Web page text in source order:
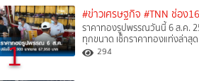
1
#ข่าวเศรษฐกิจ #TNN ช่อง16
ราคาทองรูปพรรณวันนี้ 6 ส.ค.
ทุกขนาด เช็กราคาทองแท่งล่าสุด
294